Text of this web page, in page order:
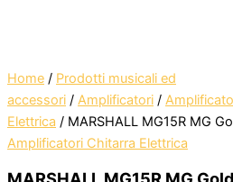
Home / Prodotti musicali ed
accessori / Amplificatori /
Elettrica / MARSHALL MG15R MG
Amplificatori Chitarra Elettrica